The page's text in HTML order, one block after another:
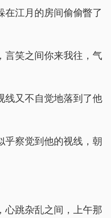
在江月的房间偷偷瞥了
言笑之间你来我往，气
线又不自觉地落到了他
乎察觉到他的视线，朝
心跳杂乱之间，上午那